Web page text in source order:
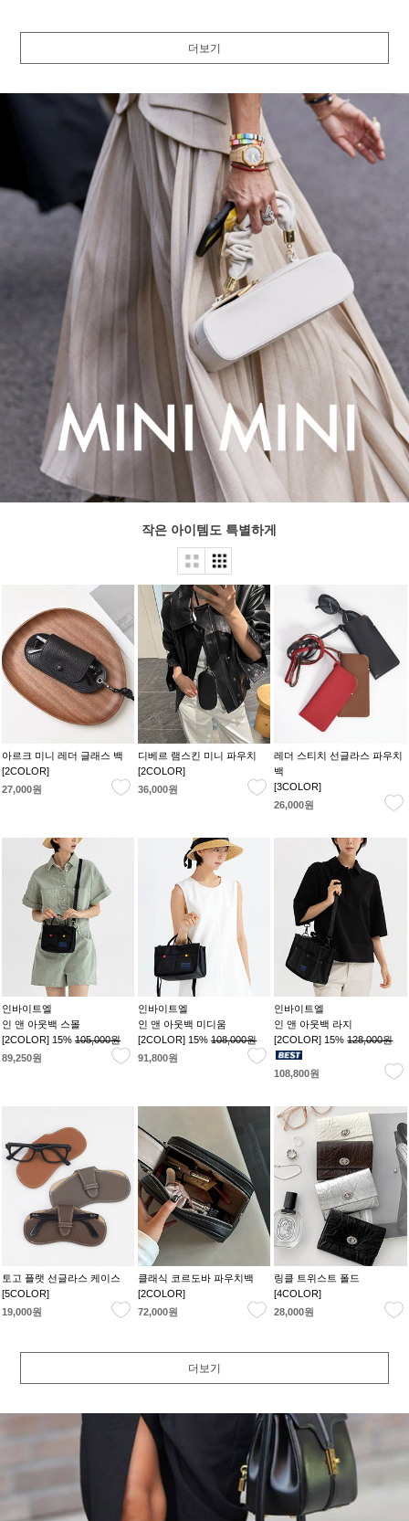
더보기
작은 아이템도 특별하게
아르크 미니 레더 글래스 백
[2COLOR]
27,000원
디베르 램스킨 미니 파우치
[2COLOR]
36,000원
레더 스티치 선글라스 파우치
백
[3COLOR]
26,000원
인바이트엘
인 앤 아웃백 스몰
[2COLOR] 15% 105,000원
89,250원
인바이트엘
인 앤 아웃백 미디움
[2COLOR] 15%108,000원
91,800원
인바이트엘
인 앤 아웃백 라지
[2COLOR] 15%128,000원
108,800원
토고 플랫 선글라스 케이스
[5COLOR]
19,000원
클래식 코르도바 파우치백
[2COLOR]
72,000원
링클 트위스트 폴드
[4COLOR]
28,000원
더보기